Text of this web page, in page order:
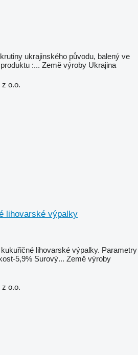
ukrajinského původu, balený ve
:... Země výroby Ukrajina
z o.o.
lihovarské výpalky
lihovarské výpalky. Parametry
5,9% Surový... Země výroby
z o.o.